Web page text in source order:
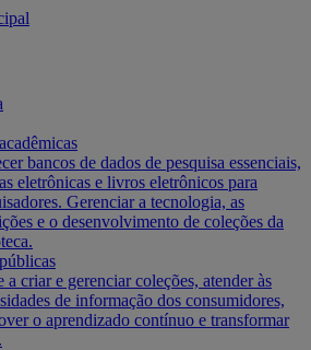
bancos de dados de pesquisa essenciais,
eletrônicas e livros eletrônicos para
Gerenciar a tecnologia, as
e o desenvolvimento de coleções da
a criar e gerenciar coleções, atender às
de informação dos consumidores,
o aprendizado contínuo e transformar